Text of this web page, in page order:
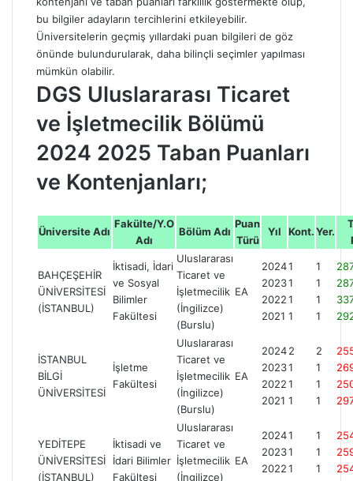
bu bilgiler adayların tercihlerini etkileyebilir.
Üniversitelerin geçmiş yıllardaki puan bilgileri de göz
önünde bulundurularak, daha bilinçli seçimler yapılması
mümkün olabilir.
DGS Uluslararası Ticaret
ve İşletmecilik Bölümü
2024 2025 Taban Puanları
ve Kontenjanları;
Üniversite Adı
Fakülte/Y.O
Adı
Bölüm Adı
Puan
Türü
Yıl Kont.Yer.
BAHÇEŞEHİR
ÜNİVERSİTESİ
(İSTANBUL)
İktisadi, İdari
ve Sosyal
Bilimler
Fakültesi
Uluslararası
Ticaret ve
İşletmecilik
(İngilizce)
(Burslu)
EA
2024
2023
2022
2021
1
1
1
1
1
1
1
1
İSTANBUL
BİLGİ
ÜNİVERSİTESİ
İşletme
Fakültesi
Uluslararası
Ticaret ve
İşletmecilik
(İngilizce)
(Burslu)
EA
2024
2023
2022
2021
2
1
1
1
2
1
1
1
YEDİTEPE
ÜNİVERSİTESİ
(İSTANBUL)
İktisadi ve
İdari Bilimler
Fakültesi
Uluslararası
Ticaret ve
İşletmecilik
(İngilizce)
EA
2024
2023
2022
1
1
1
1
1
1